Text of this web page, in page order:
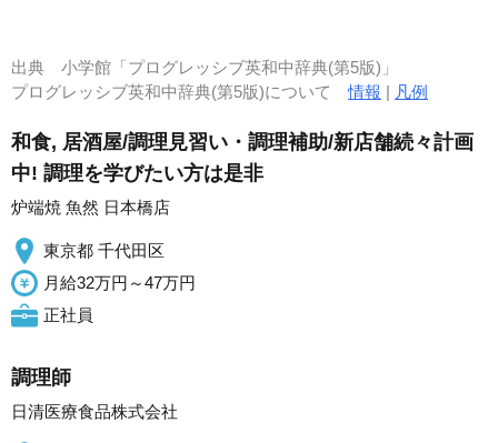
出典 小学館「プログレッシブ英和中辞典(第5版)」
プログレッシブ英和中辞典(第5版)について情報 | 凡例
和食, 居酒屋/調理見習い・調理補助/新店舗続々計画
中! 調理を学びたい方は是非
炉端焼 魚然 日本橋店
東京都 千代田区
月給32万円～47万円
正社員
調理師
日清医療食品株式会社